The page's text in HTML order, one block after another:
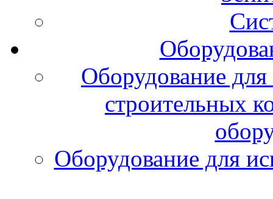
Оборудование
строительных
Оборудование для